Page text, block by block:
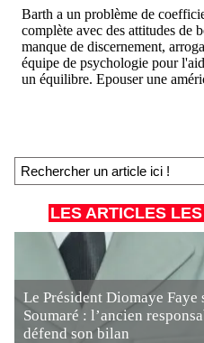
LES ARTICLES
Le Président Diomaye Faye
Soumaré : l’ancien
défend son bilan